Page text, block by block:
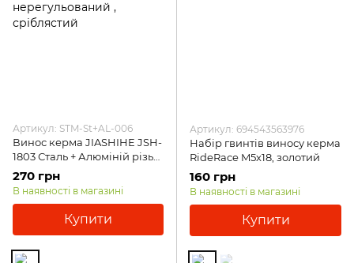
Артикул: STM-St+AL-006
Винос керма JIASHIHE JSH-
1803 Сталь + Алюміній різьб.
1-1/8", нерегульований ,
сріблястий
270 грн
В наявності в магазині
Купити
Артикул: 694543563976
Набір гвинтів виносу керма
RideRace M5x18, золотий
160 грн
В наявності в магазині
Купити